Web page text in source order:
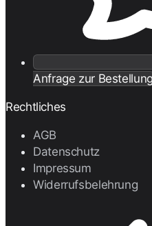
Anfrage zur Bestellung
Rechtliches
AGB
Datenschutz
Impressum
Widerrufsbelehrung